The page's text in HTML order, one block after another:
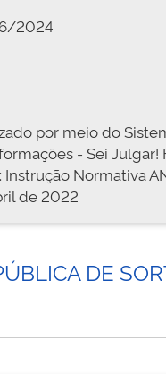
2024
por meio do
- Sei Julgar!
Instrução Normativa
de 2022
DE